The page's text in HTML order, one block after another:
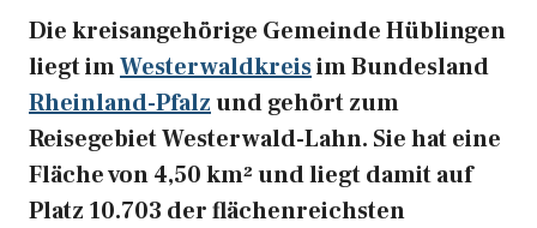
Die kreisangehörige Gemeinde Hüblingen
liegt imWesterwaldkreisim Bundesland
Rheinland-Pfalzund gehört zum
Reisegebiet Westerwald-Lahn. Sie hat eine
Fläche von 4,50 km² und liegt damit auf
Platz 10.703 der flächenreichsten